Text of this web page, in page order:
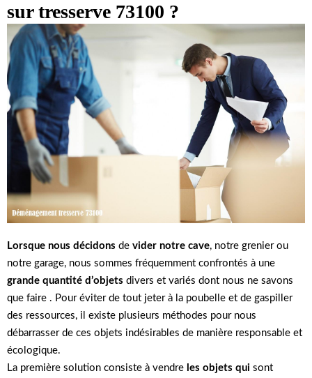
sur tresserve 73100 ?
Lorsque nous décidons de vider notre cave, notre grenier ou
notre garage, nous sommes fréquemment confrontés à une
grande quantité d’objets divers et variés dont nous ne savons
que faire . Pour éviter de tout jeter à la poubelle et de gaspiller
des ressources, il existe plusieurs méthodes pour nous
débarrasser de ces objets indésirables de manière responsable et
écologique.
La première solution consiste à vendre les objets qui sont